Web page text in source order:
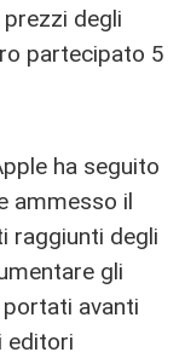
degli
partecipato 5
ha seguito
ammesso il
raggiunti degli
gli
avanti
editori